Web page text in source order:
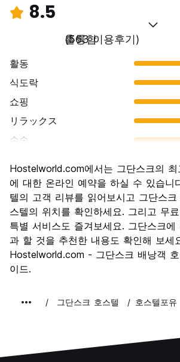
8.5
훌륭함
(563 이용후기)
활동
식도락
쇼핑
リラックス
수송
문화
나이트 라이프
가격 대비 만족도
Hostelworld.com에서는 그단스크의
에 대한 온라인 예약을 하실 수 있습니
텔의 고객 리뷰를 읽어보시고 그단스
스텔의 위치를 확인하세요. 그리고 무
특별 서비스도 즐겨보세요. 그단스크
과 할 것을 추천한 내용도 확인해 보세
Hostelworld.com - 그단스크 배낭객
이드.
그단스크 호스텔 호스텔포유